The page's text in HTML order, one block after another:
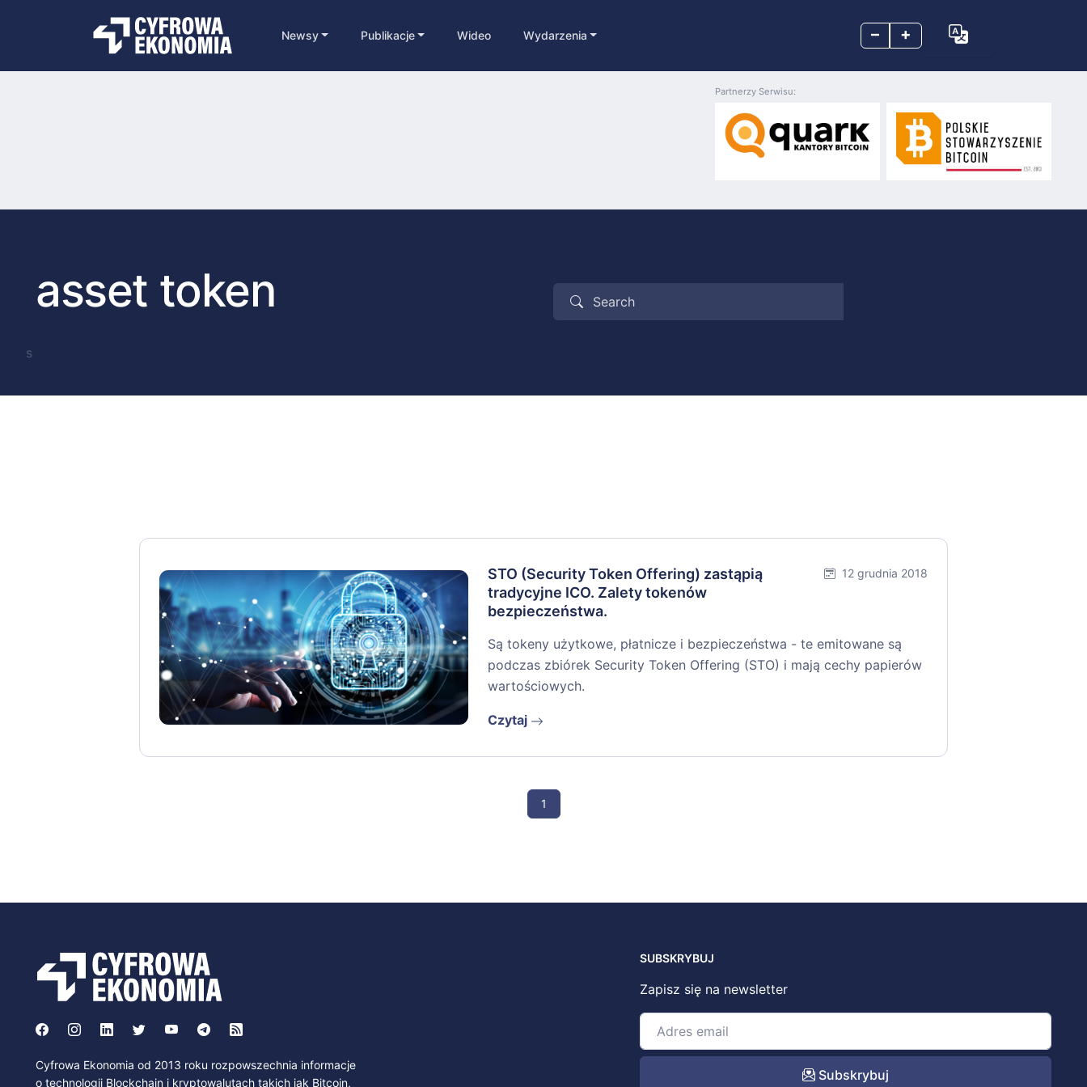
– +
Newsy Publikacje Wideo Wydarzenia
Partnerzy Serwisu:
asset token
s
STO (Security Token Offering) zastąpią
tradycyjne ICO. Zalety tokenów
bezpieczeństwa.
12 grudnia 2018
Są tokeny użytkowe, płatnicze i bezpieczeństwa - te emitowane są
podczas zbiórek Security Token Offering (STO) i mają cechy papierów
wartościowych.
Czytaj
1
Cyfrowa Ekonomia od 2013 roku rozpowszechnia informacje
o technologii Blockchain i kryptowalutach takich jak Bitcoin,
SUBSKRYBUJ
Zapisz się na newsletter
Subskrybuj